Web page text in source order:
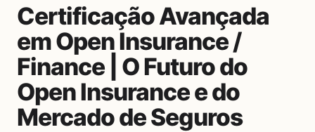
Certificação Avançada
em Open Insurance /
Finance | O Futuro do
Open Insurance e do
Mercado de Seguros